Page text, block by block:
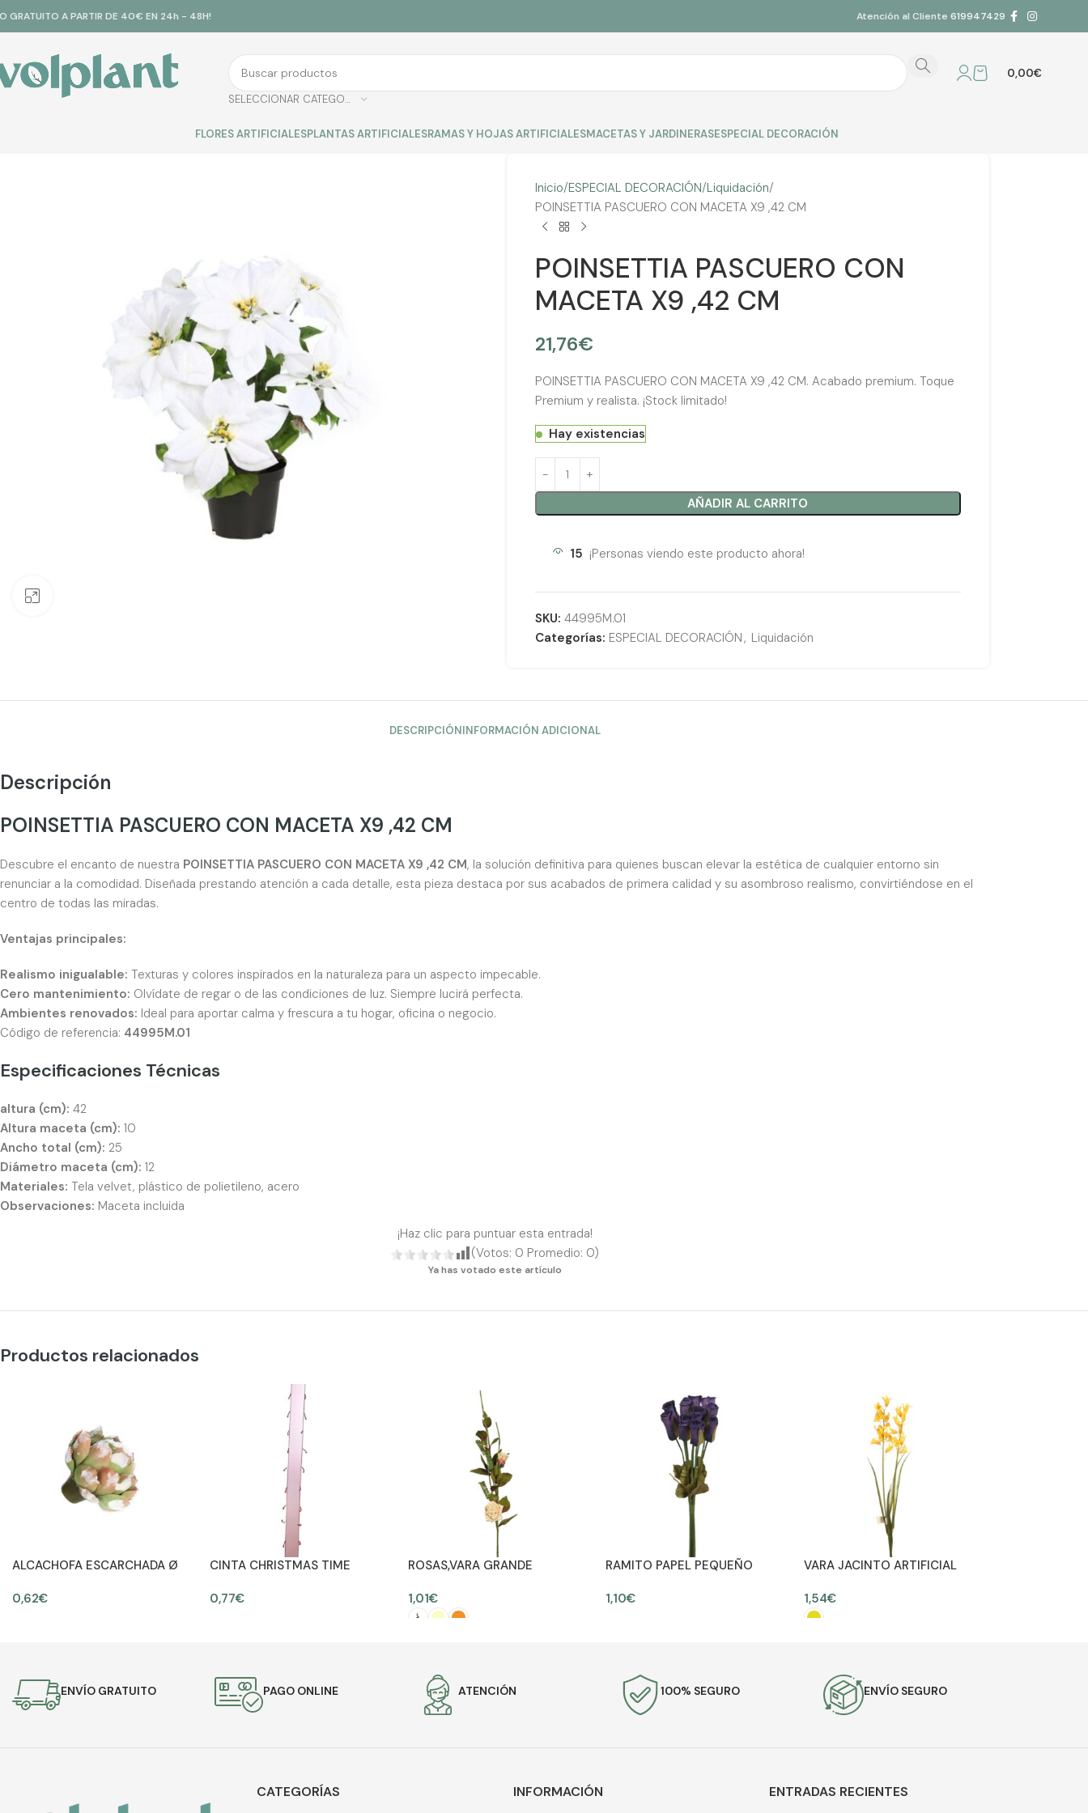
GRATUITO A PARTIR DE 40€ EN 24h - 48H! Atención al Cliente 619947429
SELECCIONAR CATEGORÍA
0,00€
FLORES ARTIFICIALESPLANTAS ARTIFICIALESRAMAS Y HOJAS ARTIFICIALESMACETAS Y JARDINERASESPECIAL DECORACIÓN
Inicio ESPECIAL DECORACIÓN Liquidación
POINSETTIA PASCUERO CON MACETA X9 ,42 CM
POINSETTIA PASCUERO CON
MACETA X9 ,42 CM
21,76€
POINSETTIA PASCUERO CON MACETA X9 ,42 CM. Acabado premium. Toque
Premium y realista. ¡Stock limitado!
Hay existencias
AÑADIR AL CARRITO
15 ¡Personas viendo este producto ahora!
SKU: 44995M.01
Categorías: ESPECIAL DECORACIÓN, Liquidación
DESCRIPCIÓNINFORMACIÓN ADICIONAL
Descripción
POINSETTIA PASCUERO CON MACETA X9 ,42 CM
Descubre el encanto de nuestra POINSETTIA PASCUERO CON MACETA X9 ,42 CM, la solución definitiva para quienes buscan elevar la estética de cualquier entorno sin
renunciar a la comodidad. Diseñada prestando atención a cada detalle, esta pieza destaca por sus acabados de primera calidad y su asombroso realismo, convirtiéndose en el
centro de todas las miradas.
Ventajas principales:
Realismo inigualable: Texturas y colores inspirados en la naturaleza para un aspecto impecable.
Cero mantenimiento: Olvídate de regar o de las condiciones de luz. Siempre lucirá perfecta.
Ambientes renovados: Ideal para aportar calma y frescura a tu hogar, oficina o negocio.
Código de referencia: 44995M.01
Especificaciones Técnicas
altura (cm): 42
Altura maceta (cm): 10
Ancho total (cm): 25
Diámetro maceta (cm): 12
Materiales: Tela velvet, plástico de polietileno, acero
Observaciones: Maceta incluida
¡Haz clic para puntuar esta entrada!
(Votos: 0 Promedio: 0)
Ya has votado este artículo
Productos relacionados
ALCACHOFA ESCARCHADA Ø
0,62€
CINTA CHRISTMAS TIME
0,77€
ROSAS,VARA GRANDE
1,01€
RAMITO PAPEL PEQUEÑO
1,10€
VARA JACINTO ARTIFICIAL
1,54€
ENVÍO GRATUITO PAGO ONLINE ATENCIÓN 100% SEGURO ENVÍO SEGURO
CATEGORÍAS INFORMACIÓN ENTRADAS RECIENTES